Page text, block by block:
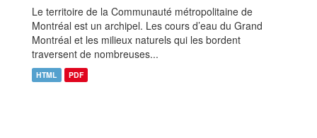
Le territoire de la Communauté métropolitaine de
Montréal est un archipel. Les cours d’eau du Grand
Montréal et les milieux naturels qui les bordent
traversent de nombreuses...
HTML PDF